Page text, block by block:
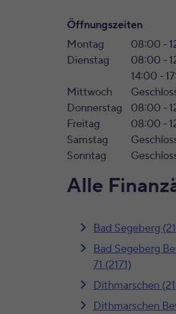
Öffnungszeiten
Montag
08:00 -
Dienstag
08:00 -
14:00 -
Mittwoch
Donnerstag
08:00 -
Freitag
08:00 -
Samstag
Sonntag
Alle
Bad Segeberg
Bad Segeberg
71 (2171)
Dithmarschen
Dithmarschen